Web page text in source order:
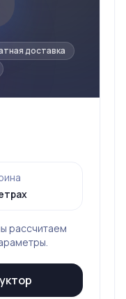
доставка
рассчитаем